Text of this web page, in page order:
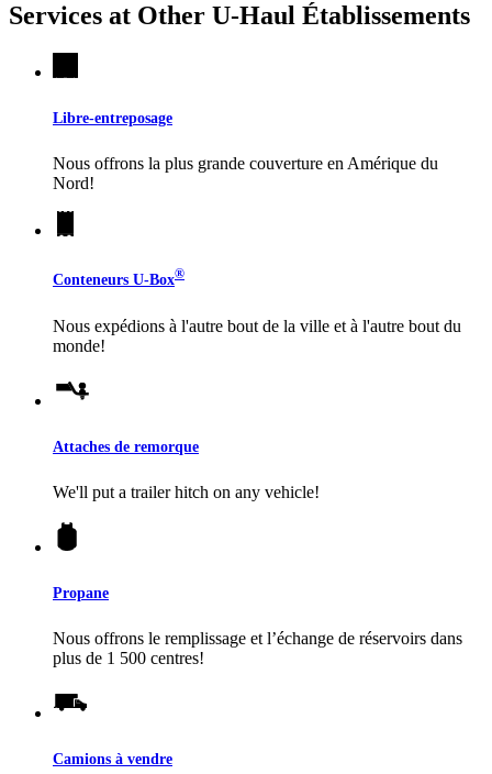
Services at Other U-Haul Établissements
Libre-entreposage
Nous offrons la plus grande couverture en Amérique du
Nord!
Conteneurs U-Box®
Nous expédions à l'autre bout de la ville et à l'autre bout du
monde!
Attaches de remorque
We'll put a trailer hitch on any vehicle!
Propane
Nous offrons le remplissage et l’échange de réservoirs dans
plus de 1 500 centres!
Camions à vendre